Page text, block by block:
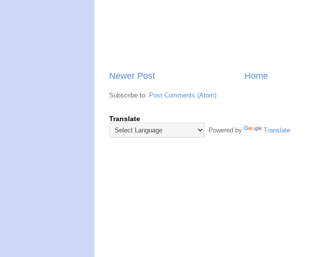
Newer Post Home
Subscribe to: Post Comments (Atom)
Translate
Powered by Translate